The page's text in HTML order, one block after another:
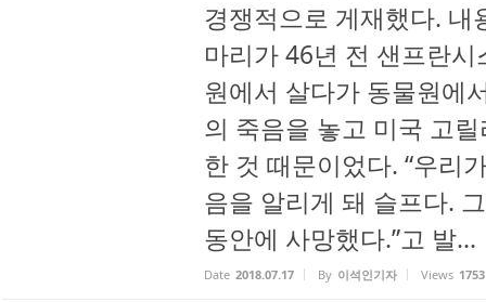
경쟁적으로 게재했다.
마리가 46년 전 샌프란
원에서 살다가 동물원에
의 죽음을 놓고 미국 고
한 것 때문이었다. “우리
음을 알리게 돼 슬프다.
동안에 사망했다.”고 발...
Date 2018.07.17 By 이석인기자 Views 1753